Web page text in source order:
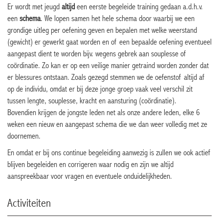
Er wordt met jeugd altijd een eerste begeleide training gedaan a.d.h.v.
een schema. We lopen samen het hele schema door waarbij we een
grondige uitleg per oefening geven en bepalen met welke weerstand
(gewicht) er gewerkt gaat worden en of een bepaalde oefening eventueel
aangepast dient te worden bijv. wegens gebrek aan souplesse of
coördinatie. Zo kan er op een veilige manier getraind worden zonder dat
er blessures ontstaan. Zoals gezegd stemmen we de oefenstof altijd af
op de individu, omdat er bij deze jonge groep vaak veel verschil zit
tussen lengte, souplesse, kracht en aansturing (coördinatie).
Bovendien krijgen de jongste leden net als onze andere leden, elke 6
weken een nieuw en aangepast schema die we dan weer volledig met ze
doornemen.
En omdat er bij ons continue begeleiding aanwezig is zullen we ook actief
blijven begeleiden en corrigeren waar nodig en zijn we altijd
aanspreekbaar voor vragen en eventuele onduidelijkheden.
Activiteiten